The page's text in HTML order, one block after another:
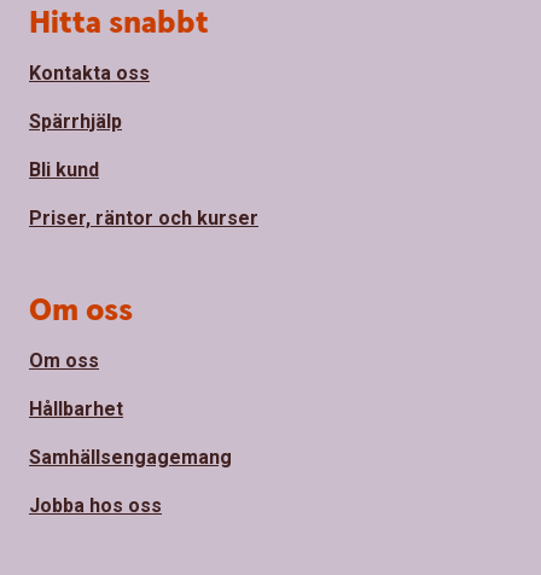
Sidfot
Hitta snabbt
Kontakta oss
Spärrhjälp
Bli kund
Priser, räntor och kurser
Om oss
Om oss
Hållbarhet
Samhällsengagemang
Jobba hos oss